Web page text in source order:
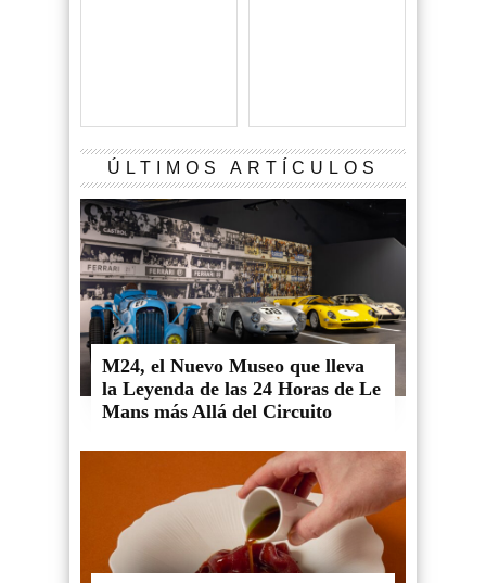
ÚLTIMOS ARTÍCULOS
M24, el Nuevo Museo que lleva
la Leyenda de las 24 Horas de Le
Mans más Allá del Circuito